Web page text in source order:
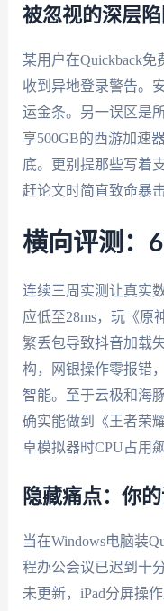
被忽视的深层
某用户在Quickback
收到异地登录警告。
运金条。另一误区是
享500GB的西游加速
底。更别提那些写着
赶论文时简直致命暴击
横向评测：
连续三周实测让真实
应低至28ms，玩《原
繁丢包导致抖音加载
构，网银操作零报错
智能。至于云极和海
确实能做到《王者荣
卓模拟器时CPU占用
隐藏痛点：你
当在Windows电脑装
程办公会议已迟到十
未更新，iPad分屏操